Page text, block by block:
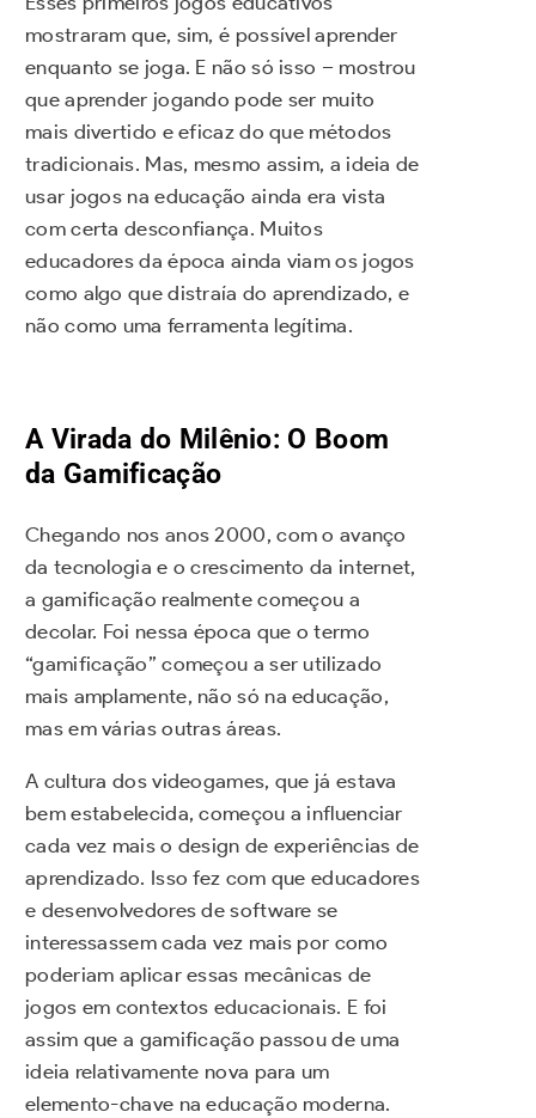
mostraram que, sim, é possível aprender
enquanto se joga. E não só isso – mostrou
que aprender jogando pode ser muito
mais divertido e eficaz do que métodos
tradicionais. Mas, mesmo assim, a ideia de
usar jogos na educação ainda era vista
com certa desconfiança. Muitos
educadores da época ainda viam os jogos
como algo que distraía do aprendizado, e
não como uma ferramenta legítima.
A Virada do Milênio: O Boom
da Gamificação
Chegando nos anos 2000, com o avanço
da tecnologia e o crescimento da internet,
a gamificação realmente começou a
decolar. Foi nessa época que o termo
“gamificação” começou a ser utilizado
mais amplamente, não só na educação,
mas em várias outras áreas.
A cultura dos videogames, que já estava
bem estabelecida, começou a influenciar
cada vez mais o design de experiências de
aprendizado. Isso fez com que educadores
e desenvolvedores de software se
interessassem cada vez mais por como
poderiam aplicar essas mecânicas de
jogos em contextos educacionais. E foi
assim que a gamificação passou de uma
ideia relativamente nova para um
elemento-chave na educação moderna.